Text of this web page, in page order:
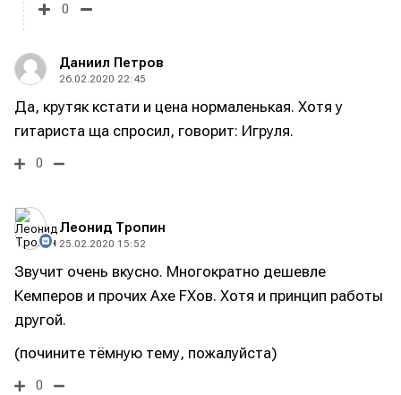
0
Даниил Петров
26.02.2020 22:45
Да, крутяк кстати и цена нормаленькая. Хотя у
гитариста ща спросил, говорит: Игруля.
0
Леонид Тропин
25.02.2020 15:52
Звучит очень вкусно. Многократно дешевле
Кемперов и прочих Axe FXов. Хотя и принцип работы
другой.
(почините тёмную тему, пожалуйста)
0